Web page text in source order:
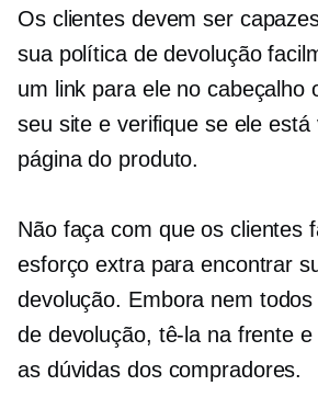
Os clientes devem ser
sua política de devolução
um link para ele no cabeçalho
seu site e verifique se ele está
página do produto.
Não faça com que os clientes
esforço extra para encontrar
devolução. Embora nem
de devolução, tê-la na frente
as dúvidas dos compradores.